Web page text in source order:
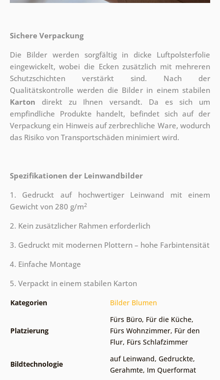
Sichere Verpackung
Die Bilder werden sorgfältig in dicke Luftpolsterfolie
eingewickelt, wobei die Ecken zusätzlich mit mehreren
Schutzschichten verstärkt sind. Nach der
Qualitätskontrolle werden die Bilder in einem stabilen
Karton direkt zu Ihnen versandt. Da es sich um
empfindliche Produkte handelt, befindet sich auf der
Verpackung ein Hinweis auf zerbrechliche Ware, wodurch
das Risiko von Transportschäden minimiert wird.
Spezifikationen der Leinwandbilder
1. Gedruckt auf hochwertiger Leinwand mit einem
Gewicht von 280 g/m2
2. Kein zusätzlicher Rahmen erforderlich
3. Gedruckt mit modernen Plottern – hohe Farbintensität
4. Einfache Montage
5. Verpackt in einem stabilen Karton
Kategorien Bilder Blumen
Platzierung
Fürs Büro, Für die Küche,
Fürs Wohnzimmer, Für den
Flur, Fürs Schlafzimmer
Bildtechnologie
auf Leinwand, Gedruckte,
Gerahmte, Im Querformat